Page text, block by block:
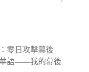
零日攻擊幕後
華語——我的幕後